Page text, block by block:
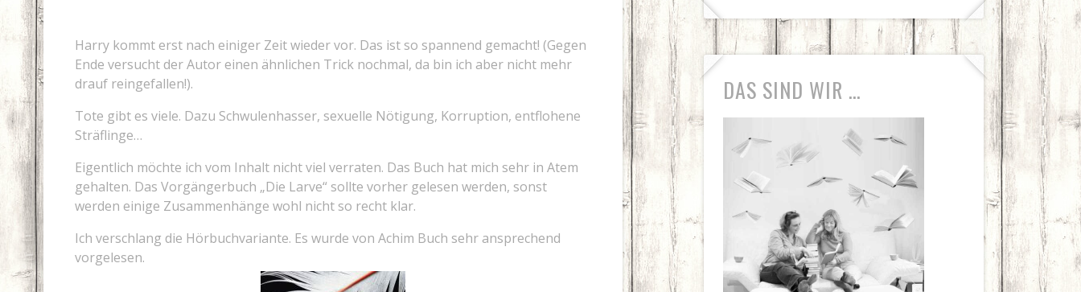
Harry kommt erst nach einiger Zeit wieder vor. Das ist so spannend gemacht! (Gegen
Ende versucht der Autor einen ähnlichen Trick nochmal, da bin ich aber nicht mehr
drauf reingefallen!).
Tote gibt es viele. Dazu Schwulenhasser, sexuelle Nötigung, Korruption, entflohene
Sträflinge…
Eigentlich möchte ich vom Inhalt nicht viel verraten. Das Buch hat mich sehr in Atem
gehalten. Das Vorgängerbuch „Die Larve“ sollte vorher gelesen werden, sonst
werden einige Zusammenhänge wohl nicht so recht klar.
Ich verschlang die Hörbuchvariante. Es wurde von Achim Buch sehr ansprechend
vorgelesen.
DAS SIND WIR …